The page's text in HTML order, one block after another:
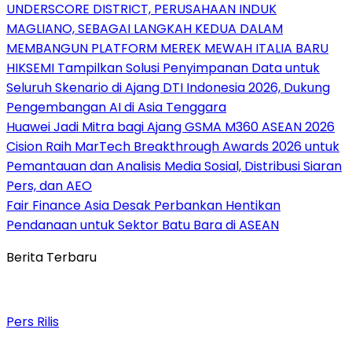
UNDERSCORE DISTRICT, PERUSAHAAN INDUK
MAGLIANO, SEBAGAI LANGKAH KEDUA DALAM
MEMBANGUN PLATFORM MEREK MEWAH ITALIA BARU
HIKSEMI Tampilkan Solusi Penyimpanan Data untuk
Seluruh Skenario di Ajang DTI Indonesia 2026, Dukung
Pengembangan AI di Asia Tenggara
Huawei Jadi Mitra bagi Ajang GSMA M360 ASEAN 2026
Cision Raih MarTech Breakthrough Awards 2026 untuk
Pemantauan dan Analisis Media Sosial, Distribusi Siaran
Pers, dan AEO
Fair Finance Asia Desak Perbankan Hentikan
Pendanaan untuk Sektor Batu Bara di ASEAN
Berita Terbaru
Pers Rilis